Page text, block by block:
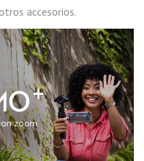
accesorios.